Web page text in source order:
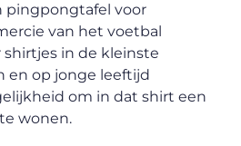
pingpongtafel voor
van het voetbal
in de kleinste
en op jonge leeftijd
om in dat shirt een
wonen.